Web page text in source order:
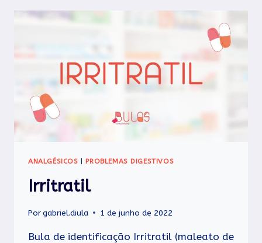
ANALGÉSICOS PROBLEMAS DIGESTIVOS
Irritratil
Porgabriel.diula 1 de junho de 2022
Bula de identificação Irritratil (maleato de